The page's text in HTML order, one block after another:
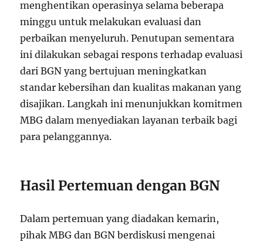
menghentikan operasinya selama beberapa
minggu untuk melakukan evaluasi dan
perbaikan menyeluruh. Penutupan sementara
ini dilakukan sebagai respons terhadap evaluasi
dari BGN yang bertujuan meningkatkan
standar kebersihan dan kualitas makanan yang
disajikan. Langkah ini menunjukkan komitmen
MBG dalam menyediakan layanan terbaik bagi
para pelanggannya.
Hasil Pertemuan dengan BGN
Dalam pertemuan yang diadakan kemarin,
pihak MBG dan BGN berdiskusi mengenai